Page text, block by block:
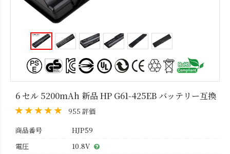
6 セル 5200mAh 新品 HP G61-425EB バッテリー互換
955 評価
商品番号
HJP59
電圧
10.8V